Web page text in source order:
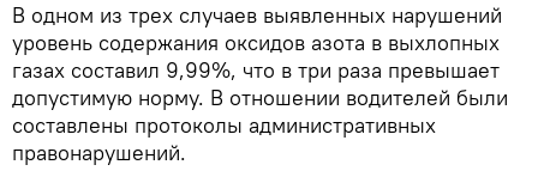
В одном из трех случаев выявленных нарушений
уровень содержания оксидов азота в выхлопных
газах составил 9,99%, что в три раза превышает
допустимую норму. В отношении водителей были
составлены протоколы административных
правонарушений.